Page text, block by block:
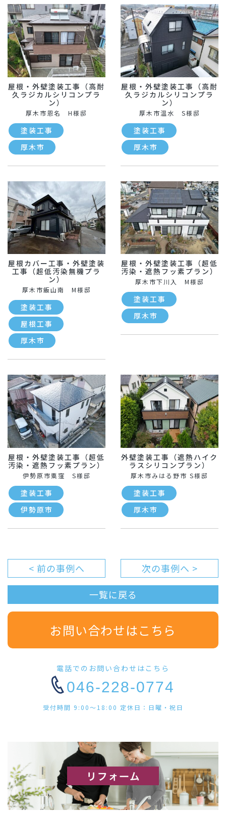
屋根・外壁塗装工事（高耐
久ラジカルシリコンプラ
ン）
厚木市恩名 H様邸
塗装工事
厚木市
屋根・外壁塗装工事（高耐
久ラジカルシリコンプラ
ン）
厚木市温水 S様邸
塗装工事
厚木市
屋根カバー工事・外壁塗装
工事（超低汚染無機プラ
ン）
厚木市飯山南 M様邸
塗装工事
屋根工事
厚木市
屋根・外壁塗装工事（超低
汚染・遮熱フッ素プラン）
厚木市下川入 M様邸
塗装工事
厚木市
屋根・外壁塗装工事（超低
汚染・遮熱フッ素プラン）
伊勢原市粟窪 S様邸
塗装工事
伊勢原市
外壁塗装工事（遮熱ハイク
ラスシリコンプラン）
厚木市みはる野市 S様邸
塗装工事
厚木市
< 前の事例へ
次の事例へ >
一覧に戻る
お問い合わせはこちら
電話でのお問い合わせはこちら
046-228-0774
受付時間 9:00〜18:00 定休日：日曜・祝日